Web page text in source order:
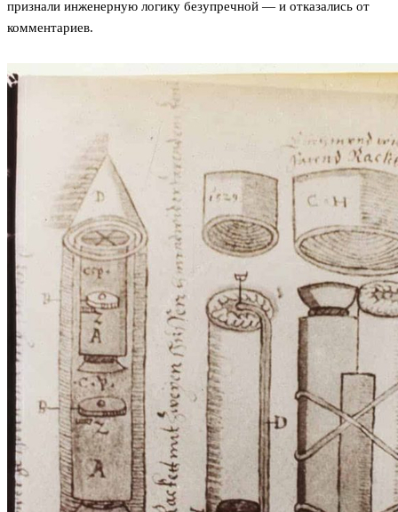
признали инженерную логику безупречной — и отказались от
комментариев.